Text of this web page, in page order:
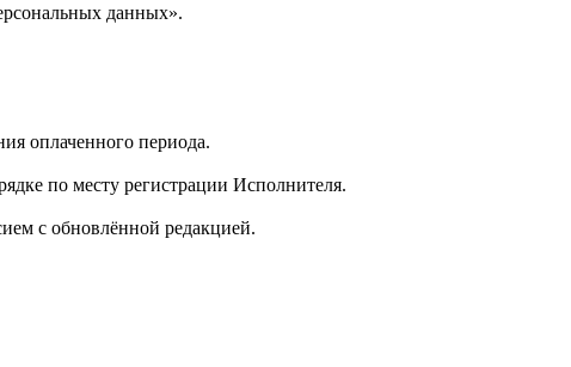
данных».
оплаченного периода.
по месту регистрации Исполнителя.
с обновлённой редакцией.